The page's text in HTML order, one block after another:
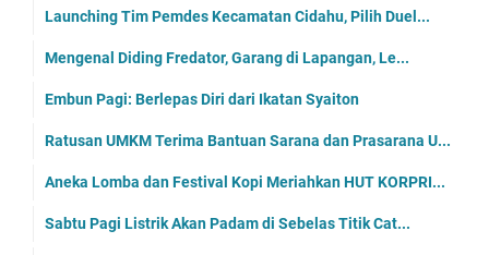
Launching Tim Pemdes Kecamatan Cidahu, Pilih Duel...
Mengenal Diding Fredator, Garang di Lapangan, Le...
Embun Pagi: Berlepas Diri dari Ikatan Syaiton
Ratusan UMKM Terima Bantuan Sarana dan Prasarana U...
Aneka Lomba dan Festival Kopi Meriahkan HUT KORPRI...
Sabtu Pagi Listrik Akan Padam di Sebelas Titik Cat...